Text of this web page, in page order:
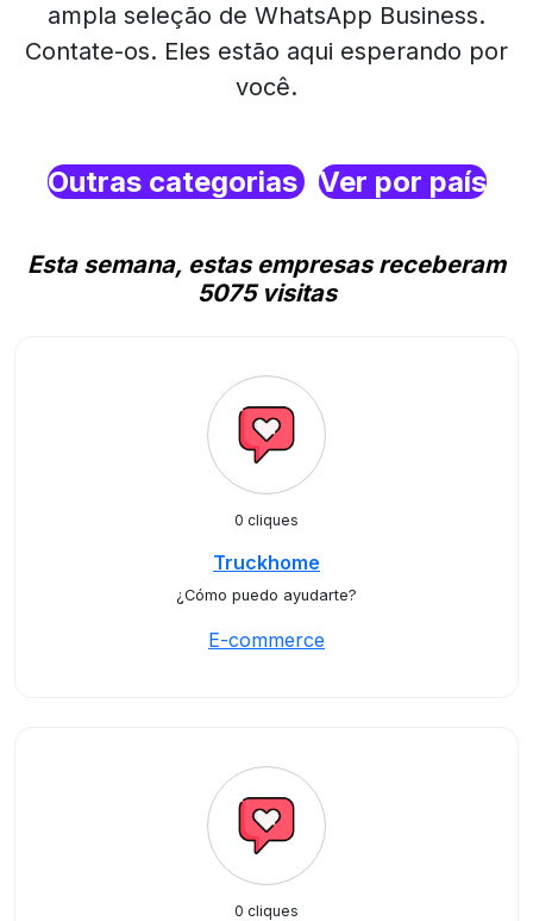
ampla seleção de WhatsApp Business.
Contate-os. Eles estão aqui esperando por
você.
Outras categorias Ver por país
Esta semana, estas empresas receberam
5075 visitas
0 cliques
Truckhome
¿Cómo puedo ayudarte?
E-commerce
0 cliques